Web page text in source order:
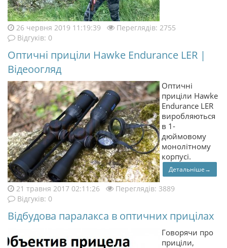
26 червня 2019 11:19:39
Переглядів: 2755
Відгуків: 0
Оптичні приціли Hawke Endurance LER |
Відеоогляд
Оптичні
приціли Hawke
Endurance LER
виробляються
в 1-
дюймовому
монолітному
корпусі.
Детальніше→
21 травня 2017 02:11:26
Переглядів: 3889
Відгуків: 0
Відбудова паралакса в оптичних прицілах
Говорячи про
приціли,